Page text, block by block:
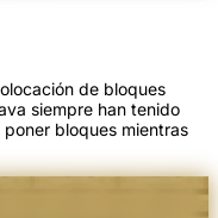
de bloques
siempre han tenido
bloques mientras